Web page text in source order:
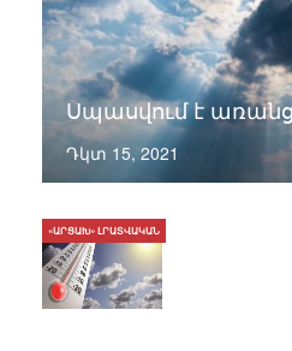
Սպասվում է
Դկտ 15, 2021
«ԱՐՑԱԽ» ԼՐԱՏՎԱԿԱՆ